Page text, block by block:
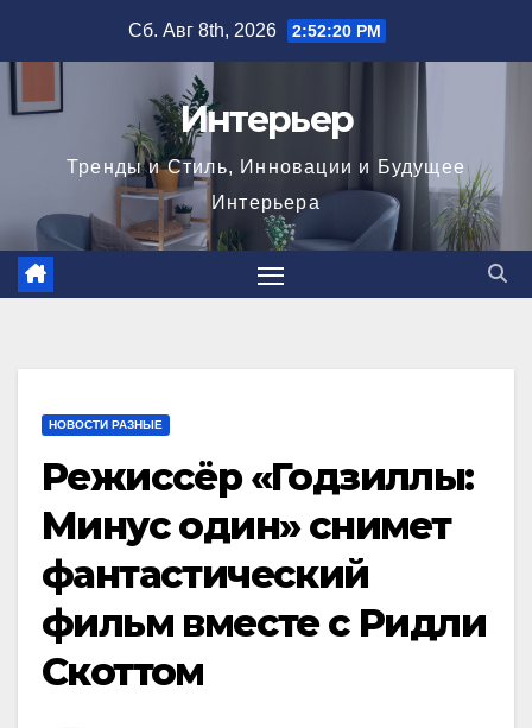
Сб. Авг 8th, 2026 2:52:21 PM
Интерьер
Тренды и Стиль, Инновации и Будущее
Интерьера
НОВОСТИ РАЗНЫЕ
Режиссёр «Годзиллы:
Минус один» снимет
фантастический
фильм вместе с Ридли
Скоттом